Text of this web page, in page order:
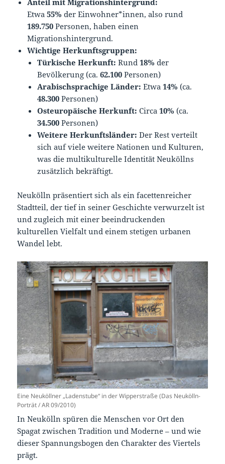
Anteil mit Migrationshintergrund:
Etwa55% der Einwohner*innen, also rund
189.750 Personen, haben einen
Migrationshintergrund.
Wichtige Herkunftsgruppen:
Türkische Herkunft: Rund18% der
Bevölkerung (ca.62.100 Personen)
Arabischsprachige Länder: Etwa14% (ca.
48.300 Personen)
Osteuropäische Herkunft: Circa10% (ca.
34.500 Personen)
Weitere Herkunftsländer: Der Rest verteilt
sich auf viele weitere Nationen und Kulturen,
was die multikulturelle Identität Neuköllns
zusätzlich bekräftigt.
Neukölln präsentiert sich als ein facettenreicher
Stadtteil, der tief in seiner Geschichte verwurzelt ist
und zugleich mit einer beeindruckenden
kulturellen Vielfalt und einem stetigen urbanen
Wandel lebt.
Eine Neuköllner „Ladenstube“ in der Wipperstraße (Das Neukölln-
Porträt / AR 09/2010)
In Neukölln spüren die Menschen vor Ort den
Spagat zwischen Tradition und Moderne – und wie
dieser Spannungsbogen den Charakter des Viertels
prägt.